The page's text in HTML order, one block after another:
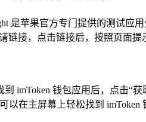
是苹果官方专门提供的测试应
链接，点击链接后，按照页面提
到 imToken 钱包应用后，点击
以在主屏幕上轻松找到 imToken